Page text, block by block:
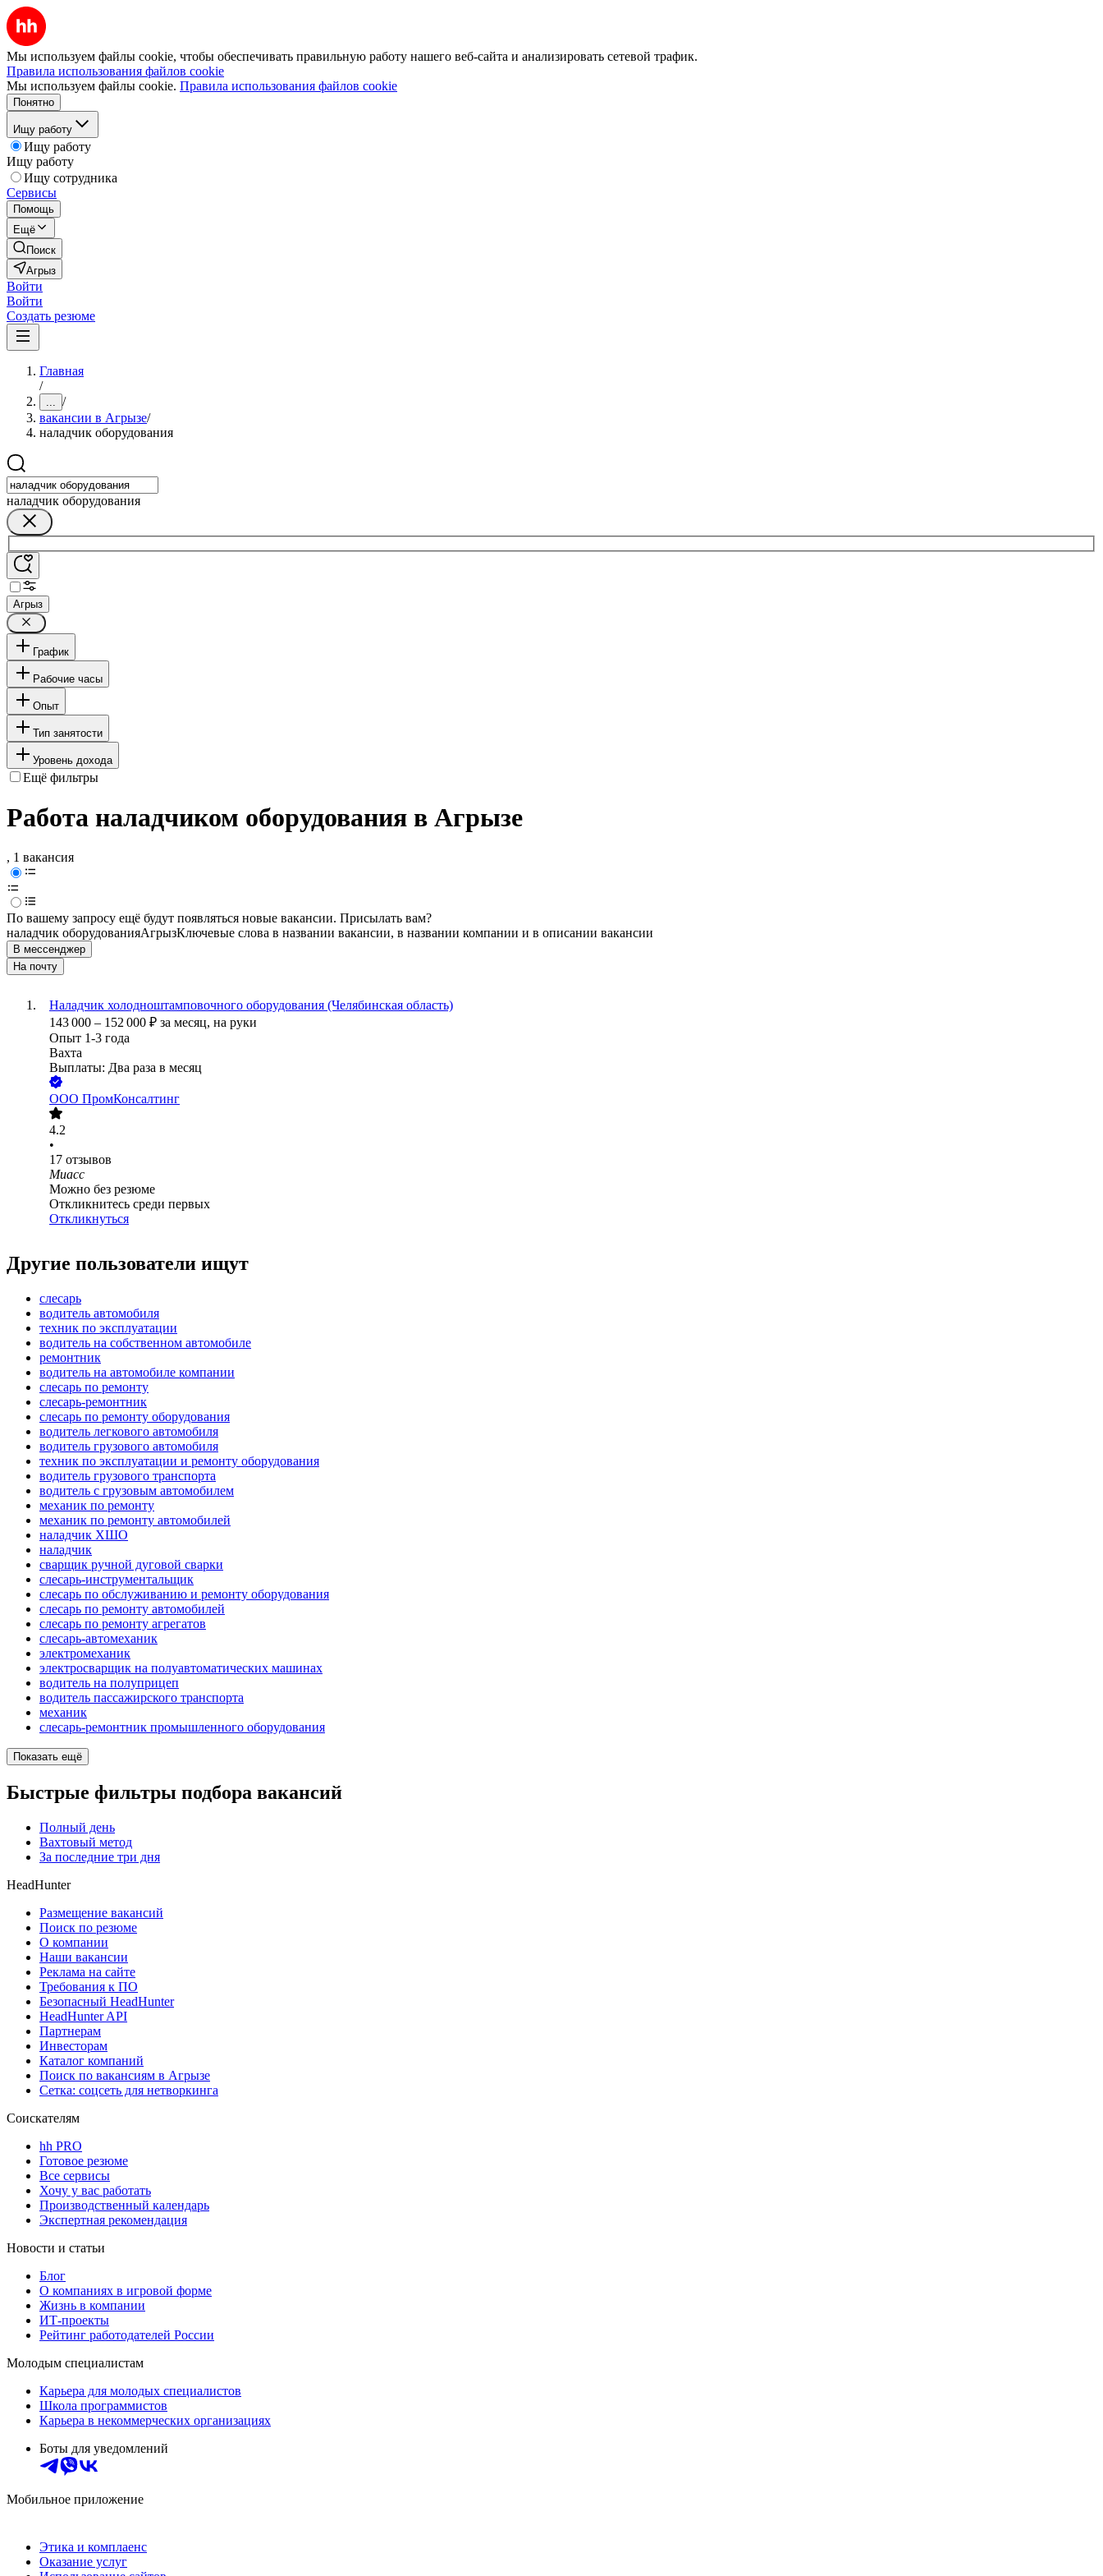
Мы используем файлы cookie, чтобы обеспечивать правильную работу нашего веб-сайта и анализировать сетевой трафик.
Правила использования файлов cookie
Мы используем файлы cookie. Правила использования файлов cookie
Понятно
Ищу работу
Ищу работу
Ищу работу
Ищу сотрудника
Сервисы
Помощь
Ещё
Поиск
Агрыз
Войти
Войти
Создать резюме
Главная
/
... /
вакансии в Агрызе/
наладчик оборудования
наладчик оборудования
Агрыз
График
Рабочие часы
Опыт
Тип занятости
Уровень дохода
Ещё фильтры
Работа наладчиком оборудования в Агрызе
, 1 вакансия
По вашему запросу ещё будут появляться новые вакансии. Присылать вам?
наладчик оборудованияАгрызКлючевые слова в названии вакансии, в названии компании и в описании вакансии
В мессенджер
На почту
Наладчик холодноштамповочного оборудования (Челябинская область)
143 000 – 152 000 ₽ за месяц, на руки
Опыт 1-3 года
Вахта
Выплаты: Два раза в месяц
ООО ПромКонсалтинг
4.2
•
17 отзывов
Миасс
Можно без резюме
Откликнитесь среди первых
Откликнуться
Другие пользователи ищут
слесарь
водитель автомобиля
техник по эксплуатации
водитель на собственном автомобиле
ремонтник
водитель на автомобиле компании
слесарь по ремонту
слесарь-ремонтник
слесарь по ремонту оборудования
водитель легкового автомобиля
водитель грузового автомобиля
техник по эксплуатации и ремонту оборудования
водитель грузового транспорта
водитель с грузовым автомобилем
механик по ремонту
механик по ремонту автомобилей
наладчик ХШО
наладчик
сварщик ручной дуговой сварки
слесарь-инструментальщик
слесарь по обслуживанию и ремонту оборудования
слесарь по ремонту автомобилей
слесарь по ремонту агрегатов
слесарь-автомеханик
электромеханик
электросварщик на полуавтоматических машинах
водитель на полуприцеп
водитель пассажирского транспорта
механик
слесарь-ремонтник промышленного оборудования
Показать ещё
Быстрые фильтры подбора вакансий
Полный день
Вахтовый метод
За последние три дня
HeadHunter
Размещение вакансий
Поиск по резюме
О компании
Наши вакансии
Реклама на сайте
Требования к ПО
Безопасный HeadHunter
HeadHunter API
Партнерам
Инвесторам
Каталог компаний
Поиск по вакансиям в Агрызе
Сетка: соцсеть для нетворкинга
Соискателям
hh PRO
Готовое резюме
Все сервисы
Хочу у вас работать
Производственный календарь
Экспертная рекомендация
Новости и статьи
Блог
О компаниях в игровой форме
Жизнь в компании
ИТ-проекты
Рейтинг работодателей России
Молодым специалистам
Карьера для молодых специалистов
Школа программистов
Карьера в некоммерческих организациях
Боты для уведомлений
Мобильное приложение
Этика и комплаенс
Оказание услуг